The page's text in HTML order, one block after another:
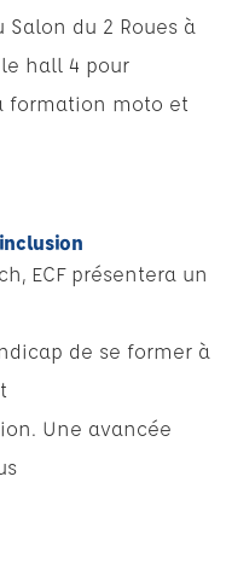
Salon du 2 Roues à
le hall 4 pour
formation moto et
ECF présentera un
de se former à
Une avancée